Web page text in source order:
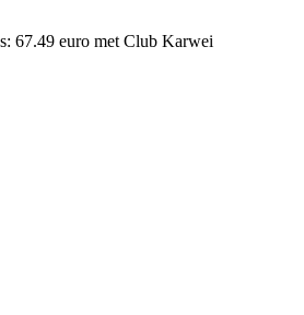
67.49 euro met Club Karwei